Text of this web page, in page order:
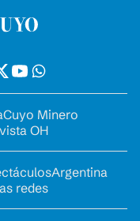
Cuyo Minero
OH
Argentina
redes